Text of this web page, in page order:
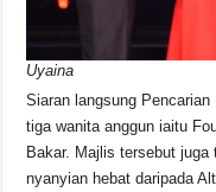
Uyaina
Siaran langsung
tiga wanita anggun iaitu
Bakar. Majlis tersebut juga
nyanyian hebat daripada